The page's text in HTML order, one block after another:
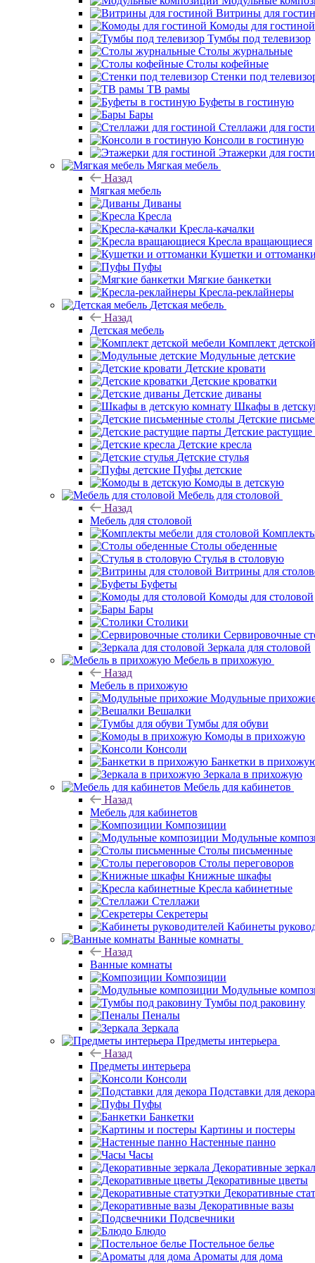
Витрины для
Комоды для гостиной
Тумбы под телевизор
Столы журнальные
Столы кофейные
Стенки под
ТВ рамы
Буфеты в гостиную
Бары
Стеллажи для
Консоли в гостиную
Этажерки для
Мягкая мебель
Назад
Мягкая мебель
Диваны
Кресла
Кресла-качалки
Кресла вращающиеся
Кушетки и оттоманки
Пуфы
Мягкие банкетки
Кресла-реклайнеры
Детская мебель
Назад
Детская мебель
Комплект
Модульные детские
Детские кровати
Детские кроватки
Детские диваны
Шкафы в
Детские
Детские
Детские кресла
Детские стулья
Пуфы детские
Комоды в детскую
Мебель для столовой
Назад
Мебель для столовой
Столы обеденные
Стулья в столовую
Витрины для
Буфеты
Комоды для столовой
Бары
Столики
Сервировочные
Зеркала для столовой
Мебель в прихожую
Назад
Мебель в прихожую
Модульные
Вешалки
Тумбы для обуви
Комоды в прихожую
Консоли
Банкетки в
Зеркала в прихожую
Мебель для кабинетов
Назад
Мебель для кабинетов
Композиции
Модульные
Столы письменные
Столы переговоров
Книжные шкафы
Кресла кабинетные
Стеллажи
Секретеры
Кабинеты
Ванные комнаты
Назад
Ванные комнаты
Композиции
Модульные
Тумбы под раковину
Пеналы
Зеркала
Предметы интерьера
Назад
Предметы интерьера
Консоли
Подставки для декора
Пуфы
Банкетки
Картины и постеры
Настенные панно
Часы
Декоративные
Декоративные цветы
Декоративные
Декоративные вазы
Подсвечники
Блюдо
Постельное белье
Ароматы для дома